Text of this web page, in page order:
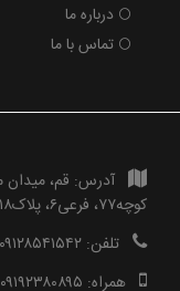
درباره ما
تماس با ما
آدرس: قم،
کوچه۷۷، فرعی۶، پلاک۱۸، جامعه ایمانی مشعر
تلفن: ۰۹۱۲۸۵۴۱۵۴۲
همراه: ۰۹۱۹۲۳۸۰۸۹۵